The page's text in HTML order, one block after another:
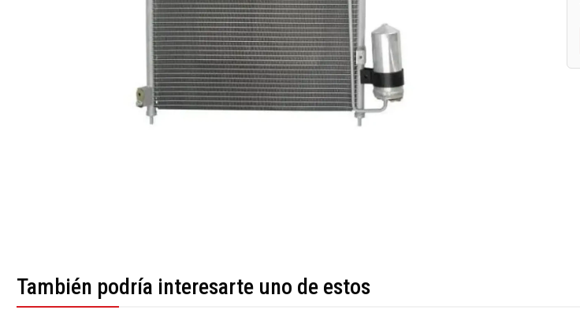
También podría interesarte uno de estos